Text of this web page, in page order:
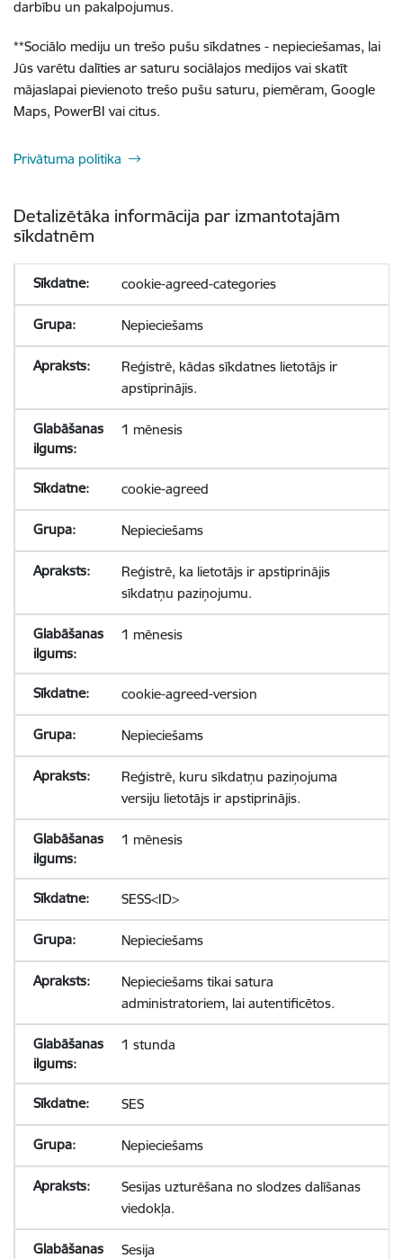
darbību un pakalpojumus.
**Sociālo mediju un trešo pušu sīkdatnes - nepieciešamas, lai
Jūs varētu dalīties ar saturu sociālajos medijos vai skatīt
mājaslapai pievienoto trešo pušu saturu, piemēram, Google
Maps, PowerBI vai citus.
Privātuma politika
Detalizētāka informācija par izmantotajām
sīkdatnēm
cookie-agreed-categories
Nepieciešams
Reģistrē, kādas sīkdatnes lietotājs ir
apstiprinājis.
1 mēnesis
cookie-agreed
Nepieciešams
Reģistrē, ka lietotājs ir apstiprinājis
sīkdatņu paziņojumu.
1 mēnesis
cookie-agreed-version
Nepieciešams
Reģistrē, kuru sīkdatņu paziņojuma
versiju lietotājs ir apstiprinājis.
1 mēnesis
SESS<ID>
Nepieciešams
Nepieciešams tikai satura
administratoriem, lai autentificētos.
1 stunda
SES
Nepieciešams
Sesijas uzturēšana no slodzes dalīšanas
viedokļa.
Sesija